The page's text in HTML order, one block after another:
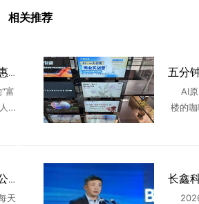
相关推荐
聋人创业者打造AI机器人普惠平台，欲破解产业痛点
富
赛
AI原
楼的咖
互联网大厂不香了？AI创业公司正在“吸走”年轻人
天